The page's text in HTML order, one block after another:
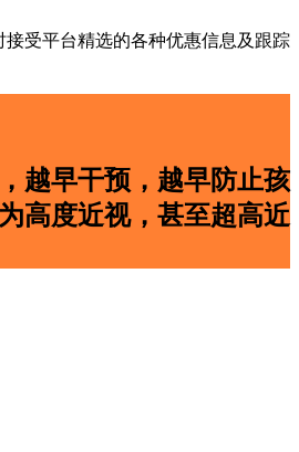
接受平台精选的各种优惠信息及跟踪
越早干预，越早防止孩
高度近视，甚至超高近